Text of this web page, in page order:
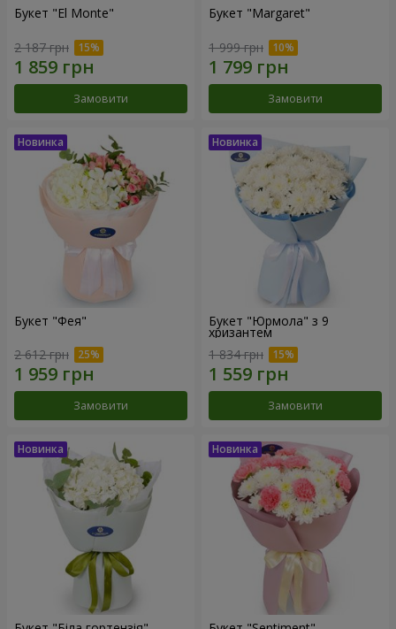
Букет "El Monte"
2 187 грн
Замовити
Букет "Margaret"
1 999 грн
Замовити
Букет "Фея"
2 612 грн
Замовити
Букет "Юрмола" з 9
хризантем
1 834 грн
Замовити